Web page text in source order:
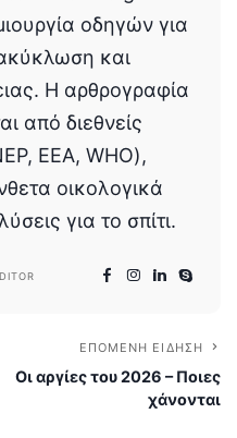
οδηγών για
και
Η αρθρογραφία
από διεθνείς
EEA, WHO),
οικολογικά
για το σπίτι.
ΕΠΌΜΕΝΗ ΕΊΔΗΣΗ
Οι αργίες του 2026 – Ποιες
χάνονται